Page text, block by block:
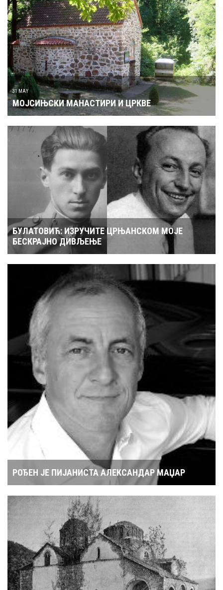
31 MAY
МОЈСИЊСКИ МАНАСТИРИ И ЦРКВЕ
БУЛАТОВИЋ: ИЗРУЧИТЕ ЦРЊАНСКОМ МОЈЕ
БЕСКРАЈНО ДИВЉЕЊЕ
РОЂЕН ЈЕ ПИЈАНИСТА АЛЕКСАНДАР МАЏАР